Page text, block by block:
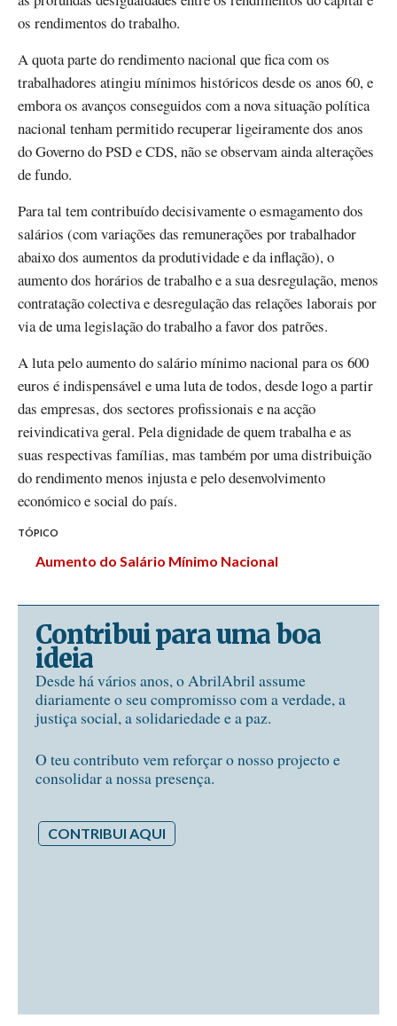
os rendimentos do trabalho.
A quota parte do rendimento nacional que fica com os
trabalhadores atingiu mínimos históricos desde os anos 60, e
embora os avanços conseguidos com a nova situação política
nacional tenham permitido recuperar ligeiramente dos anos
do Governo do PSD e CDS, não se observam ainda alterações
de fundo.
Para tal tem contribuído decisivamente o esmagamento dos
salários (com variações das remunerações por trabalhador
abaixo dos aumentos da produtividade e da inflação), o
aumento dos horários de trabalho e a sua desregulação, menos
contratação colectiva e desregulação das relações laborais por
via de uma legislação do trabalho a favor dos patrões.
A luta pelo aumento do salário mínimo nacional para os 600
euros é indispensável e uma luta de todos, desde logo a partir
das empresas, dos sectores profissionais e na acção
reivindicativa geral. Pela dignidade de quem trabalha e as
suas respectivas famílias, mas também por uma distribuição
do rendimento menos injusta e pelo desenvolvimento
económico e social do país.
TÓPICO
Aumento do Salário Mínimo Nacional
Contribui para uma boa
ideia
Desde há vários anos, o AbrilAbril assume
diariamente o seu compromisso com a verdade, a
justiça social, a solidariedade e a paz.
O teu contributo vem reforçar o nosso projecto e
consolidar a nossa presença.
CONTRIBUI AQUI